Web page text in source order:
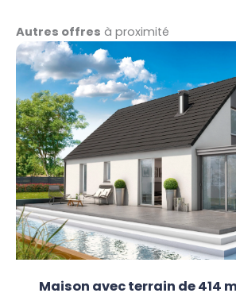
Autres offres à proximité
Maison avec terrain de 414